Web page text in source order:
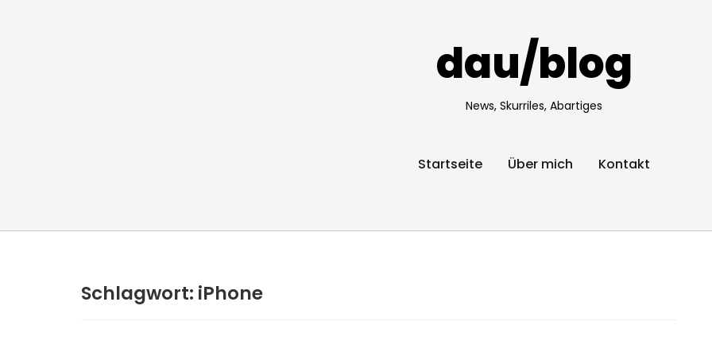
dau/blog
News, Skurriles, Abartiges
Startseite Über mich Kontakt
Schlagwort: iPhone